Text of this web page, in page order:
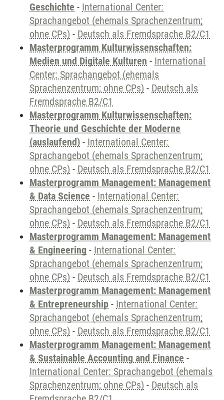
Geschichte - International Center:
Sprachangebot (ehemals Sprachenzentrum;
ohne CPs) - Deutsch als Fremdsprache B2/C1
Masterprogramm Kulturwissenschaften:
Medien und Digitale Kulturen - International
Center: Sprachangebot (ehemals
Sprachenzentrum; ohne CPs) - Deutsch als
Fremdsprache B2/C1
Masterprogramm Kulturwissenschaften:
Theorie und Geschichte der Moderne
(auslaufend) - International Center:
Sprachangebot (ehemals Sprachenzentrum;
ohne CPs) - Deutsch als Fremdsprache B2/C1
Masterprogramm Management: Management
& Data Science - International Center:
Sprachangebot (ehemals Sprachenzentrum;
ohne CPs) - Deutsch als Fremdsprache B2/C1
Masterprogramm Management: Management
& Engineering - International Center:
Sprachangebot (ehemals Sprachenzentrum;
ohne CPs) - Deutsch als Fremdsprache B2/C1
Masterprogramm Management: Management
& Entrepreneurship - International Center:
Sprachangebot (ehemals Sprachenzentrum;
ohne CPs) - Deutsch als Fremdsprache B2/C1
Masterprogramm Management: Management
& Sustainable Accounting and Finance -
International Center: Sprachangebot (ehemals
Sprachenzentrum; ohne CPs) - Deutsch als